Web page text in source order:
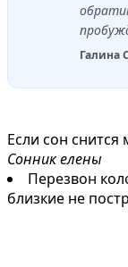
Галина
Если сон
Сонник елены
Перезвон
близкие не